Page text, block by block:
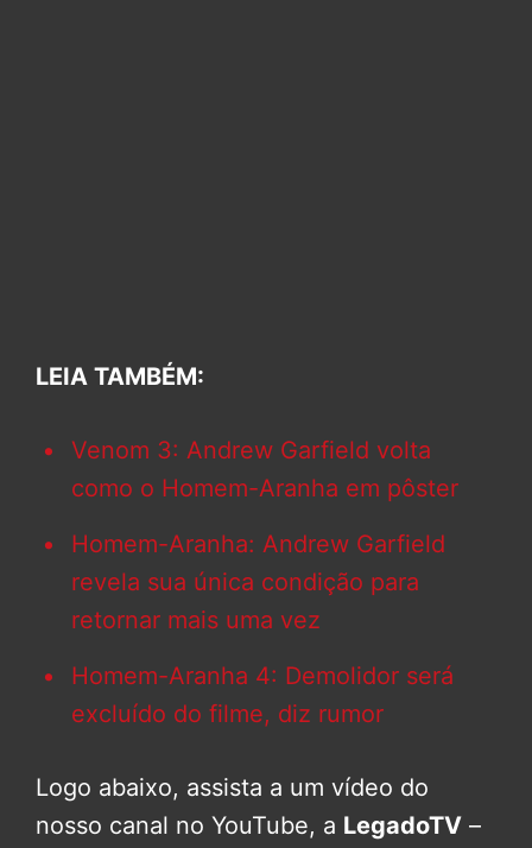
LEIA TAMBÉM:
Venom 3: Andrew Garfield volta
como o Homem-Aranha em pôster
Homem-Aranha: Andrew Garfield
revela sua única condição para
retornar mais uma vez
Homem-Aranha 4: Demolidor será
excluído do filme, diz rumor
Logo abaixo, assista a um vídeo do
nosso canal no YouTube, a LegadoTV –